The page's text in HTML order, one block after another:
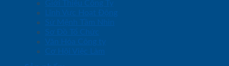
Giới Thiệu Công Ty
Lĩnh Vực Hoạt Động
Sứ Mệnh Tầm Nhìn
Sơ Đồ Tổ Chức
Văn Hóa Công ty
Cơ Hội Việc Làm